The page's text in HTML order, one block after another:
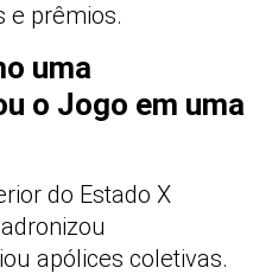
e prêmios.
uma
o Jogo em uma
do Estado X
apólices coletivas.